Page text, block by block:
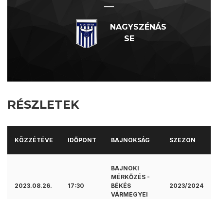
—
NAGYSZÉNÁS
SE
RÉSZLETEK
KÖZZÉTÉVE IDŐPONT BAJNOKSÁG SZEZON
2023.08.26. 17:30
BAJNOKI
MÉRKŐZÉS -
BÉKÉS
VÁRMEGYEI
2023/2024